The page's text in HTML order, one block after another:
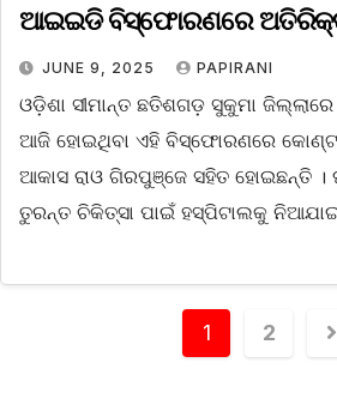
ଆଇଇଡି ବିସ୍ଫୋରଣରେ
JUNE 9, 2025 PAPIRANI
ଓଡ଼ିଶା ସୀମାନ୍ତ ଛତିଶଗଡ଼ ସୁକୁମା
ଆଜି ହୋଇଥିବା ଏହି ବିସ୍ଫୋରଣରେ
ଆକାସ ରାଓ ଗିରପୁଞ୍ଜେ ସହିତ ହୋଇଛନ୍ତି ।
ତୁରନ୍ତ ଚିକିତ୍ସା ପାଇଁ ହସ୍ପିଟାଲକୁ
1 2